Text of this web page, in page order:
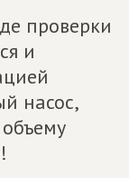
проверки
и
насос,